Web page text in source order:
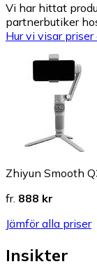
Vi har hittat
partnerbutiker
Hur vi visar
Zhiyun Smooth
fr. 888 kr
Jämför alla priser
Insikter